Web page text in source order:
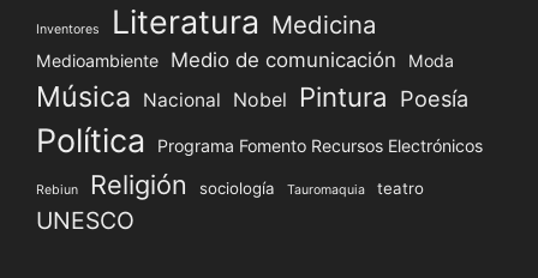
Inventores Literatura Medicina
Medioambiente Medio de comunicación Moda
Música Nacional Nobel Pintura Poesía
Política Programa Fomento Recursos Electrónicos
Rebiun Religión sociología Tauromaquia teatro
UNESCO